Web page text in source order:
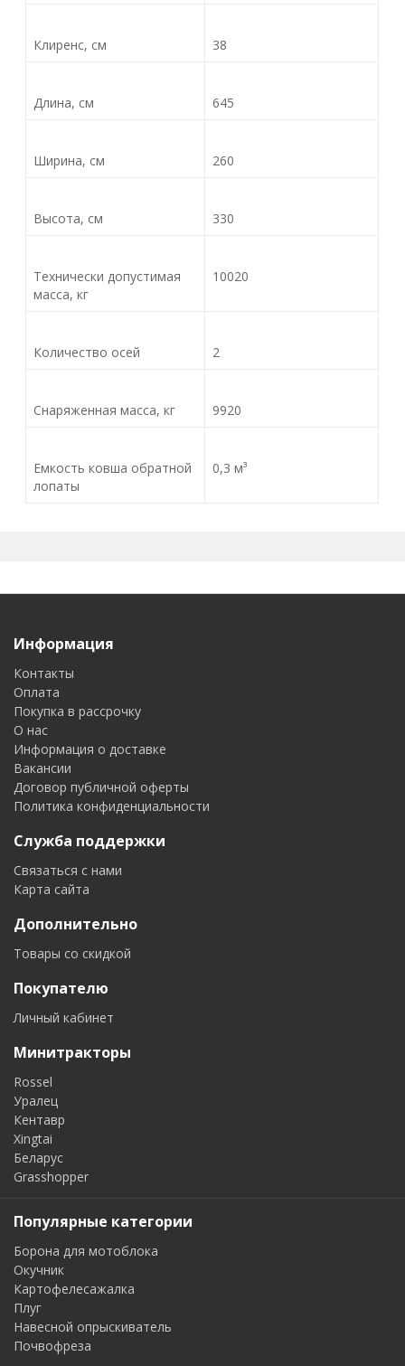
Клиренс, см 38
Длина, см 645
Ширина, см 260
Высота, см 330
Технически допустимая
масса, кг
10020
Количество осей 2
Снаряженная масса, кг 9920
Емкость ковша обратной
лопаты
0,3 м³
Информация
Контакты
Оплата
Покупка в рассрочку
О нас
Информация о доставке
Вакансии
Договор публичной оферты
Политика конфиденциальности
Служба поддержки
Связаться с нами
Карта сайта
Дополнительно
Товары со скидкой
Покупателю
Личный кабинет
Минитракторы
Rossel
Уралец
Кентавр
Xingtai
Беларус
Grasshopper
Популярные категории
Борона для мотоблока
Окучник
Картофелесажалка
Плуг
Навесной опрыскиватель
Почвофреза